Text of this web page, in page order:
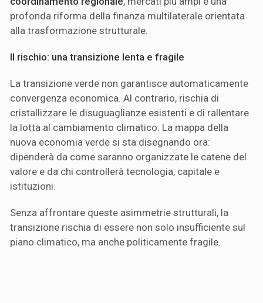
profonda riforma della finanza multilaterale orientata
alla trasformazione strutturale.
Il rischio: una transizione lenta e fragile
La transizione verde non garantisce automaticamente
convergenza economica. Al contrario, rischia di
cristallizzare le disuguaglianze esistenti e di rallentare
la lotta al cambiamento climatico. La mappa della
nuova economia verde si sta disegnando ora:
dipenderà da come saranno organizzate le catene del
valore e da chi controllerà tecnologia, capitale e
istituzioni.
Senza affrontare queste asimmetrie strutturali, la
transizione rischia di essere non solo insufficiente sul
piano climatico, ma anche politicamente fragile.